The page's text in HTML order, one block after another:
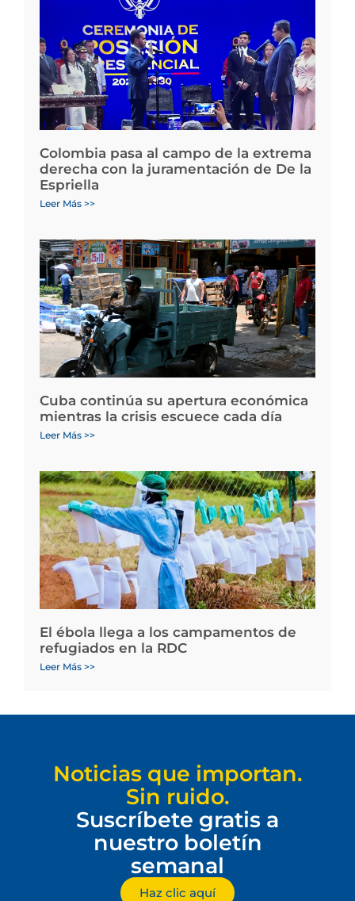
Colombia pasa al campo de la extrema
derecha con la juramentación de De la
Espriella
Leer Más >>
Cuba continúa su apertura económica
mientras la crisis escuece cada día
Leer Más >>
El ébola llega a los campamentos de
refugiados en la RDC
Leer Más >>
Noticias que importan.
Sin ruido.
Suscríbete gratis a
nuestro boletín
semanal
Haz clic aquí